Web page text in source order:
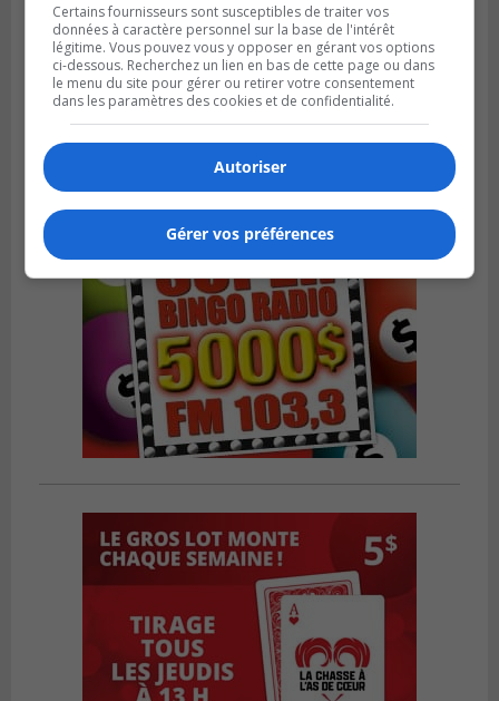
SAINT-HUBERT
Publié le 3 août 2026 à 12h00
L’arrivée du marché saisonnier à Saint-
Hubert
Certains fournisseurs sont susceptibles de traiter vos
données à caractère personnel sur la base de l'intérêt
légitime. Vous pouvez vous y opposer en gérant vos options
ci-dessous. Recherchez un lien en bas de cette page ou dans
le menu du site pour gérer ou retirer votre consentement
dans les paramètres des cookies et de confidentialité.
Autoriser
Gérer vos préférences